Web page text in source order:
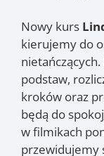
Nowy kurs
kierujemy do
podstaw,
kroków oraz
będą do
w filmikach
przewidujemy